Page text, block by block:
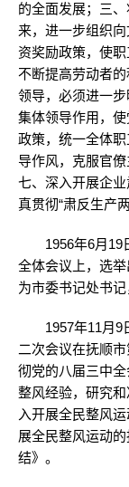
的全面发展；三
来，进一步组织
资奖励政策，使职
不断提高劳动者
领导，必须进一
集体领导作用，
政策，统一全体
导作风，克服官
七、深入开展企
真贯彻“肃反生产
1956年6月19日
全体会议上，选
为市委书记处书记
1957年11月9日
二次会议在抚顺
彻党的八届三中
整风经验，研究
入开展全民整风
展全民整风运动
结》。